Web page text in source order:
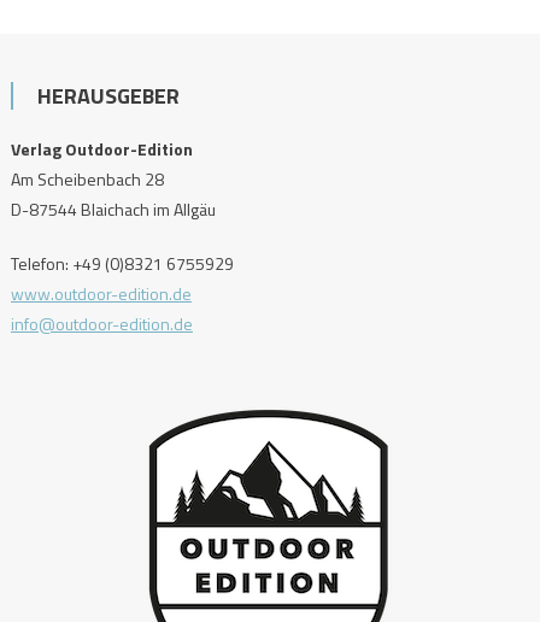
HERAUSGEBER
Verlag Outdoor-Edition
Am Scheibenbach 28
D-87544 Blaichach im Allgäu
Telefon: +49 (0)8321 6755929
www.outdoor-edition.de
info@outdoor-edition.de